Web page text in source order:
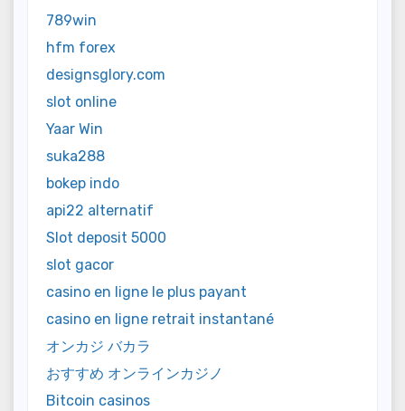
789win
hfm forex
designsglory.com
slot online
Yaar Win
suka288
bokep indo
api22 alternatif
Slot deposit 5000
slot gacor
casino en ligne le plus payant
casino en ligne retrait instantané
オンカジ バカラ
おすすめ オンラインカジノ
Bitcoin casinos